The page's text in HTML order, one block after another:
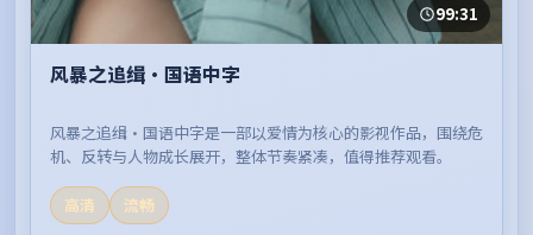
99:31
风暴之追缉·国语中字
风暴之追缉·国语中字是一部以爱情为核心的影视作品，围绕危
机、反转与人物成长展开，整体节奏紧凑，值得推荐观看。
高清
流畅